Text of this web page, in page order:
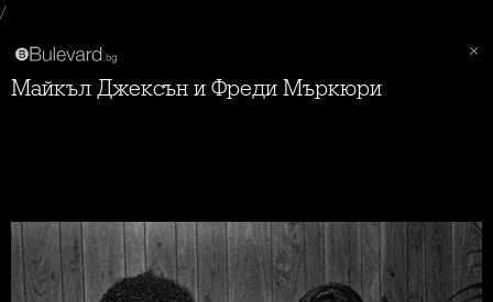
/
Майкъл Джексън и Фреди Мъркюри